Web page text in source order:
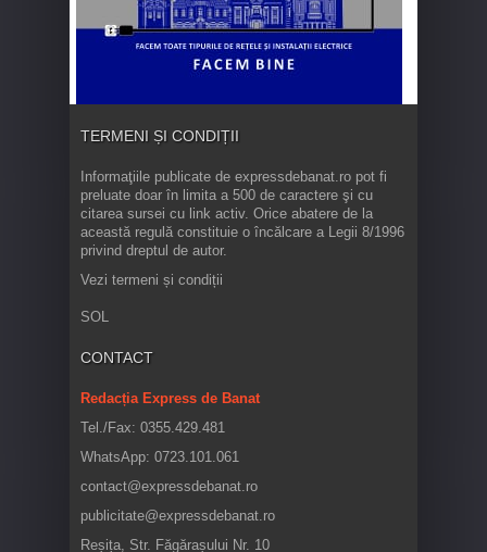
TERMENI ȘI CONDIȚII
Informaţiile publicate de expressdebanat.ro pot fi
preluate doar în limita a 500 de caractere şi cu
citarea sursei cu link activ. Orice abatere de la
această regulă constituie o încălcare a Legii 8/1996
privind dreptul de autor.
Vezi termeni și condiții
SOL
CONTACT
Redacția Express de Banat
Tel./Fax: 0355.429.481
WhatsApp: 0723.101.061
contact@expressdebanat.ro
publicitate@expressdebanat.ro
Reșița, Str. Făgărașului Nr. 10